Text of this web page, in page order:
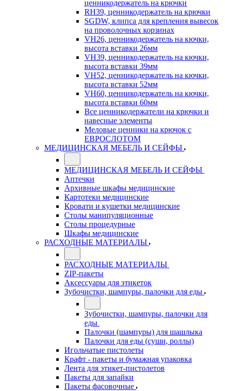
ценникодержатель на крючки
RH39, ценникодержатель на крючки
SGDW, клипса для крепления вывесок
на проволочных корзинах
VH26, ценникодержатель на кючки,
высота вставки 26мм
VH39, ценникодержатель на кючки,
высота вставки 39мм
VH52, ценникодержатель на кючки,
высота вставки 52мм
VH60, ценникодержатель на кючки,
высота вставки 60мм
Все ценникодержатели на крючки и
навесные элементы
Меловые ценники на крючок с
ЕВРОСЛОТОМ
МЕДИЦИНСКАЯ МЕБЕЛЬ И СЕЙФЫ
МЕДИЦИНСКАЯ МЕБЕЛЬ И СЕЙФЫ
Аптечки
Архивные шкафы медицинские
Картотеки медицинские
Кровати и кушетки медицинские
Столы манипуляционные
Столы процедурные
Шкафы медицинские
РАСХОДНЫЕ МАТЕРИАЛЫ
РАСХОДНЫЕ МАТЕРИАЛЫ
ZIP-пакеты
Аксессуары для этикеток
Зубочистки, шампуры, палочки для еды
Зубочистки, шампуры, палочки для
еды
Палочки (шампуры) для шашлыка
Палочки для еды (суши, роллы)
Игольчатые пистолеты
Крафт - пакеты и бумажная упаковка
Лента для этикет-пистолетов
Пакеты для запайки
Пакеты фасовочные